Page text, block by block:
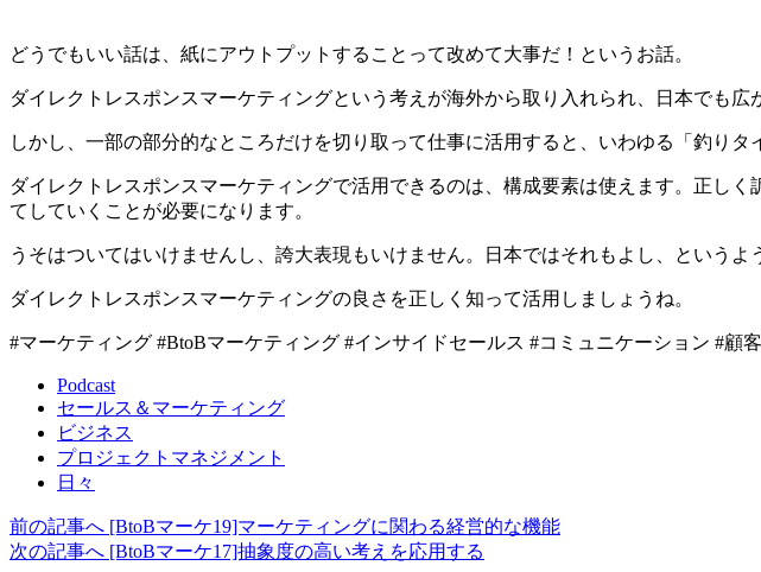
どうでもいい話は、紙にアウトプットすることって改めて大事だ！というお話。
ダイレクトレスポンスマーケティングという考えが海外から取り入れられ、日本でも広
しかし、一部の部分的なところだけを切り取って仕事に活用すると、いわゆる「釣り
ダイレクトレスポンスマーケティングで活用できるのは、構成要素は使えます。正し
てしていくことが必要になります。
うそはついてはいけませんし、誇大表現もいけません。日本ではそれもよし、というよ
ダイレクトレスポンスマーケティングの良さを正しく知って活用しましょうね。
#マーケティング #BtoBマーケティング #インサイドセールス #コミュニケーション #顧
Podcast
セールス＆マーケティング
ビジネス
プロジェクトマネジメント
日々
前の記事へ [BtoBマーケ19]マーケティングに関わる経営的な機能
次の記事へ [BtoBマーケ17]抽象度の高い考えを応用する